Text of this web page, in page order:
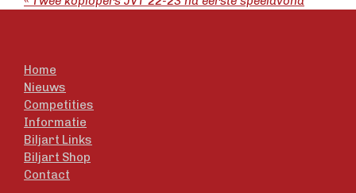
Home
Nieuws
Competities
Informatie
Biljart Links
Biljart Shop
Contact